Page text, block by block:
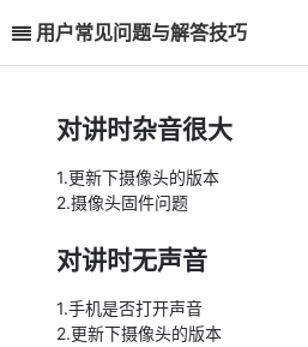
用户常见问题与解答技巧
对讲时杂音很大
1.更新下摄像头的版本
2.摄像头固件问题
对讲时无声音
1.手机是否打开声音
2.更新下摄像头的版本